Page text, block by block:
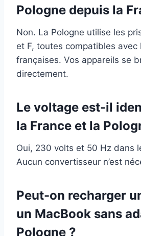
Pologne depuis la
Non. La Pologne utilise les
et F, toutes compatibles avec
françaises. Vos appareils se
directement.
Le voltage est-il
la France et la
Oui, 230 volts et 50 Hz dans
Aucun convertisseur n’est
Peut-on recharger
un MacBook sans
Pologne ?